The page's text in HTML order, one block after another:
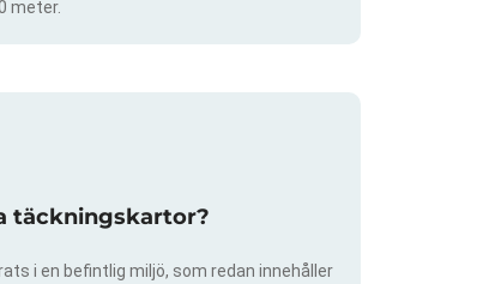
meter.
täckningskartor?
i en befintlig miljö, som redan innehåller